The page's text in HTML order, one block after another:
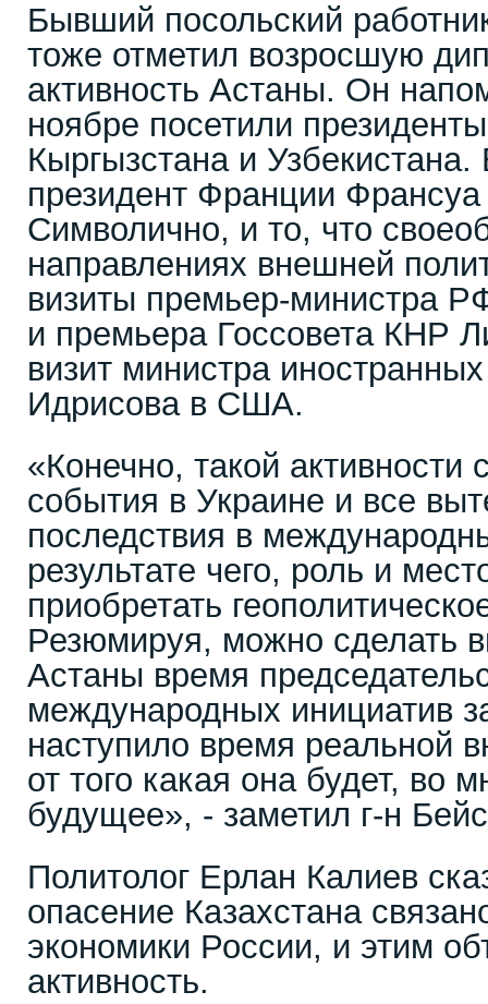
Бывший посольский
тоже отметил возросшую
активность Астаны. Он
ноябре посетили
Кыргызстана и
президент Франции
Символично, и то, что
направлениях внешней
визиты премьер-министра
и премьера Госсовета КНР
визит министра
Идрисова в США.
«Конечно, такой активности
события в Украине и все
последствия в
результате чего, роль и
приобретать
Резюмируя, можно сделать
Астаны время
международных инициатив
наступило время реальной
от того какая она будет, во
будущее», - заметил г-н
Политолог Ерлан Калиев
опасение Казахстана
экономики России, и этим
активность.